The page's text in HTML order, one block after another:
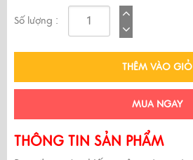
Số lượng :
THÊM VÀO GIỎ
MUA NGAY
THÔNG TIN SẢN PHẨM